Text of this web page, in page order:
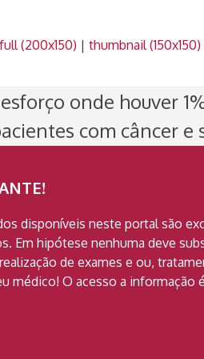
full (200x150) | thumbnail (150x150)
onde houver
com câncer e
disponíveis neste portal são
Em hipótese nenhuma deve
de exames e ou,
médico! O acesso a informação